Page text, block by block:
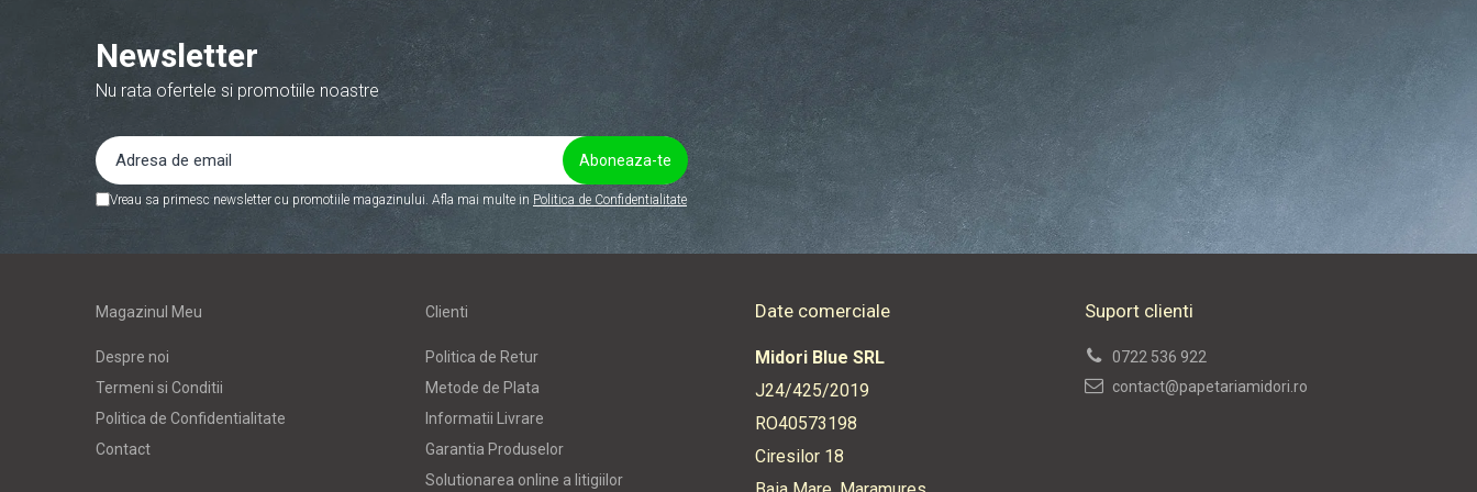
Foarfeci si cuttere
Intretinere si curatenie
Suporturi pentru birou
Rechizite si articole scolare
Coperti pentru caiete si carti
Creioane colorate
Ascutitori si radiere
Newsletter
Nu rata ofertele si promotiile noastre
Vreau sa primesc newsletter cu promotiile magazinului. Afla mai multe in Politica de Confidentialitate
Magazinul Meu
Despre noi
Termeni si Conditii
Politica de Confidentialitate
Contact
Clienti
Politica de Retur
Metode de Plata
Informatii Livrare
Garantia Produselor
Solutionarea online a litigiilor
Date comerciale
Midori Blue SRL
J24/425/2019
RO40573198
Ciresilor 18
Suport clienti
0722 536 922
contact@papetariamidori.ro